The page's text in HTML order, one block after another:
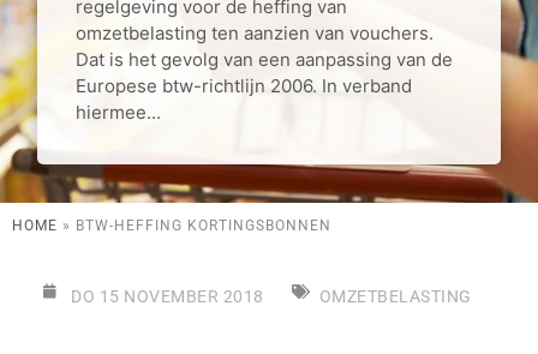
regelgeving voor de heffing van
omzetbelasting ten aanzien van vouchers.
Dat is het gevolg van een aanpassing van de
Europese btw-richtlijn 2006. In verband
hiermee...
HOME » BTW-HEFFING KORTINGSBONNEN
DO 15 NOVEMBER 2018 OMZETBELASTING